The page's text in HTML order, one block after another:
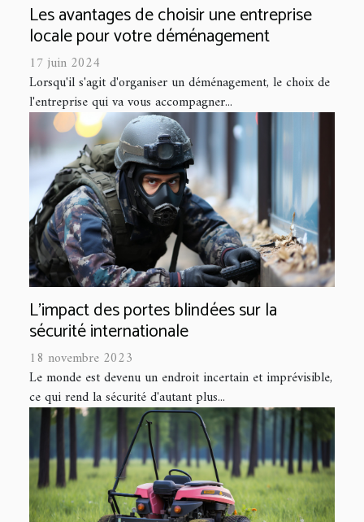
Les avantages de choisir une entreprise
locale pour votre déménagement
17 juin 2024
Lorsqu'il s'agit d'organiser un déménagement, le choix de
l'entreprise qui va vous accompagner...
L'impact des portes blindées sur la
sécurité internationale
18 novembre 2023
Le monde est devenu un endroit incertain et imprévisible,
ce qui rend la sécurité d'autant plus...